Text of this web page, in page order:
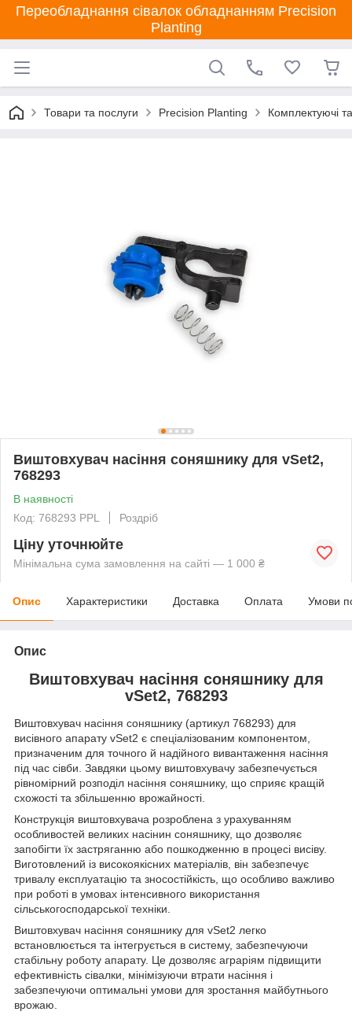
Переобладнання сівалок обладнанням Precision
Planting
Товари та послуги Precision Planting Комплектуючі
Виштовхувач насіння соняшнику для vSet2,
768293
В наявності
Код: 768293 PPL
Роздріб
Ціну уточнюйте
Мінімальна сума замовлення на сайті — 1 000 ₴
Опис Характеристики Доставка Оплата Умови
Опис
Виштовхувач насіння соняшнику для
vSet2, 768293
Виштовхувач насіння соняшнику (артикул 768293) для
висівного апарату vSet2 є спеціалізованим компонентом,
призначеним для точного й надійного вивантаження насіння
під час сівби. Завдяки цьому виштовхувачу забезпечується
рівномірний розподіл насіння соняшнику, що сприяє кращій
схожості та збільшенню врожайності.
Конструкція виштовхувача розроблена з урахуванням
особливостей великих насінин соняшнику, що дозволяє
запобігти їх застряганню або пошкодженню в процесі висіву.
Виготовлений із високоякісних матеріалів, він забезпечує
тривалу експлуатацію та зносостійкість, що особливо важливо
при роботі в умовах інтенсивного використання
сільськогосподарської техніки.
Виштовхувач насіння соняшнику для vSet2 легко
встановлюється та інтегрується в систему, забезпечуючи
стабільну роботу апарату. Це дозволяє аграріям підвищити
ефективність сівалки, мінімізуючи втрати насіння і
забезпечуючи оптимальні умови для зростання майбутнього
врожаю.